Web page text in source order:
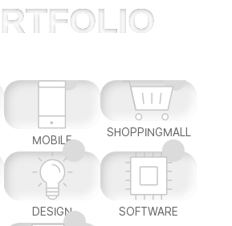
RTFOLIO
MOBILE
SHOPPINGMALL
DESIGN
SOFTWARE